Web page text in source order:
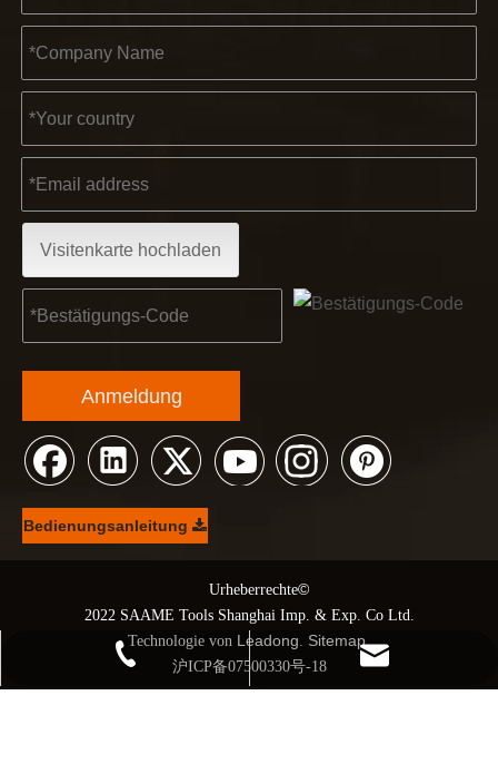
2022-11-21
+86 21 68139666-1210
kendo@saame.com
Visitenkarte hochladen
Anmeldung
Bedienungsanleitung
© Urheberrechte©
2022 SAAME Tools Shanghai Imp. & Exp. Co Ltd.
Technologie von Leadong Sitemap.
沪ICP备07500330号-18